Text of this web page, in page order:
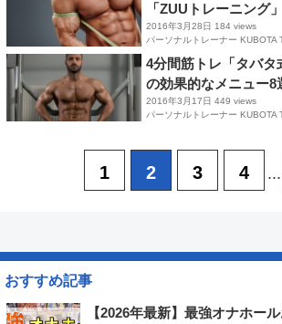
「ZUUトレーニング
2016年3月28日 184 views
パーソナルトレーナー KUBOTA
4分間筋トレ「タバタ
の効果的なメニュー8
2016年3月17日 449 views
パーソナルトレーナー KUBOTA
1 2 3 4 ...
おすすめ記事
【2026年最新】最強オナホー